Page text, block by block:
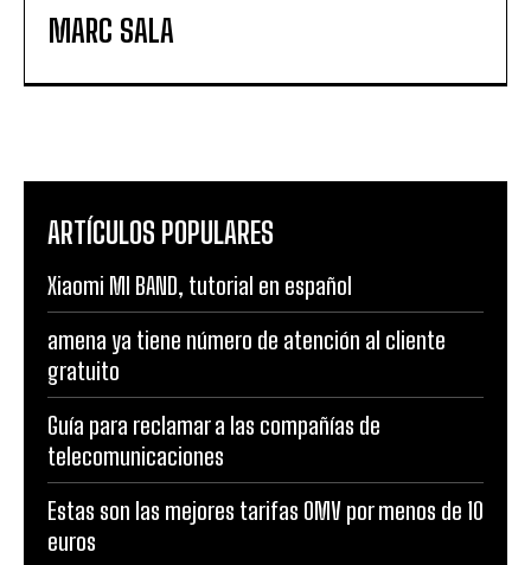
MARC SALA
ARTÍCULOS POPULARES
Xiaomi MI BAND, tutorial en español
amena ya tiene número de atención al cliente
gratuito
Guía para reclamar a las compañías de
telecomunicaciones
Estas son las mejores tarifas OMV por menos de 10
euros